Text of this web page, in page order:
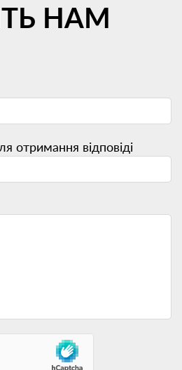
НАМ
отримання відповіді